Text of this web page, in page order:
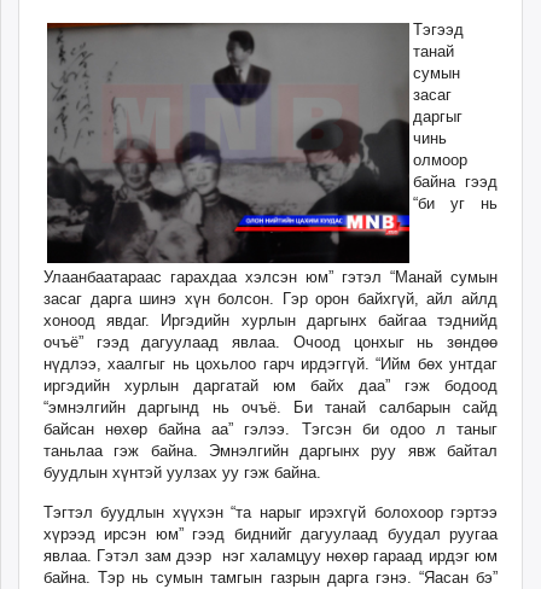
Тэгээд
танай
сумын
засаг
даргыг
чинь
олмоор
байна гээд
“би уг нь
Улаанбаатараас гарахдаа хэлсэн юм” гэтэл “Манай сумын
засаг дарга шинэ хүн болсон. Гэр орон байхгүй, айл айлд
хоноод явдаг. Иргэдийн хурлын даргынх байгаа тэднийд
очъё” гээд дагуулаад явлаа. Очоод цонхыг нь зөндөө
нүдлээ, хаалгыг нь цохьлоо гарч ирдэггүй. “Ийм бөх унтдаг
иргэдийн хурлын даргатай юм байх даа” гэж бодоод
“эмнэлгийн даргынд нь очъё. Би танай салбарын сайд
байсан нөхөр байна аа” гэлээ. Тэгсэн би одоо л таныг
таньлаа гэж байна. Эмнэлгийн даргынх руу явж байтал
буудлын хүнтэй уулзах уу гэж байна.
Тэгтэл буудлын хүүхэн “та нарыг ирэхгүй болохоор гэртээ
хүрээд ирсэн юм” гээд биднийг дагуулаад буудал руугаа
явлаа. Гэтэл зам дээр нэг халамцуу нөхөр гараад ирдэг юм
байна. Тэр нь сумын тамгын газрын дарга гэнэ. “Яасан бэ”